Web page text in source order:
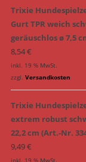
Trixie
Gurt TPR weich
geräuschlos ø 7,5
8,54€
inkl. 19 % MwSt.
zzgl. Versandkosten
Trixie
extrem robust
22,2 cm (Art.-Nr.
9,49€